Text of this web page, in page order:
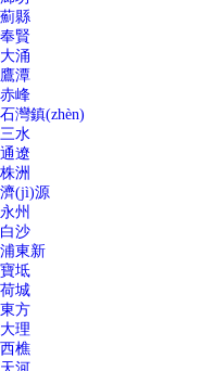
薊縣
奉賢
大涌
鷹潭
赤峰
石灣鎮(zhèn)
三水
通遼
株洲
濟(jì)源
永州
白沙
浦東新
寶坻
荷城
東方
大理
西樵